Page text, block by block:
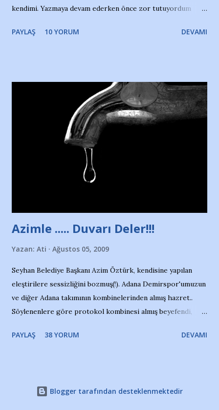
kendimi. Yazmaya devam ederken önce zor tutuyordum
Yazımı, ağlayarak bitirebildim ancak…Kendisinin web
Nesrin’in Hikayesi’ne başlıyorum… 1964 Adana Yüzme
havuzunun kenarında 7 yaşında kara kuru bir kız çocuğu
duruyor. Havuzun içinde Adana Demirspor Kulübü
yüzücüleri. Erkekler çoğunlukta. Küçük kız etrafına bakıyor.
Sadece 4 kız çocuğu var. Nesrin, Adana Demirspor’un 4
kızından biri oluyor o gün…Giriyor havuza. 1973 – 1975
Adana Nesrin, 16 yaşında. Yüzüyor. 7 yaşında girdiği
Türkiye 3.lüğü var. 17 yaşında mar...
PAYLAŞ 10 YORUM DEVAMI
Azimle ..... Duvarı Deler!!!
Yazan: Ati Ağustos 05, 2009
Seyhan Belediye Başkanı Azim Öztürk, kendisine yapılan
eleştirilere sessizliğini bozmuş(!). Adana Demirspor'umuzun
ve diğer Adana takımının kombinelerinden almış hazret..
Söylenenlere göre protokol kombinesi almış beyefendi,
ki kombineyi Bekir Başkan'dan alırken; dillere destan..
Takımıma maddi gelir oldu diye seviniyorum, fakat bu
PAYLAŞ 38 YORUM DEVAMI
Blogger tarafından desteklenmektedir